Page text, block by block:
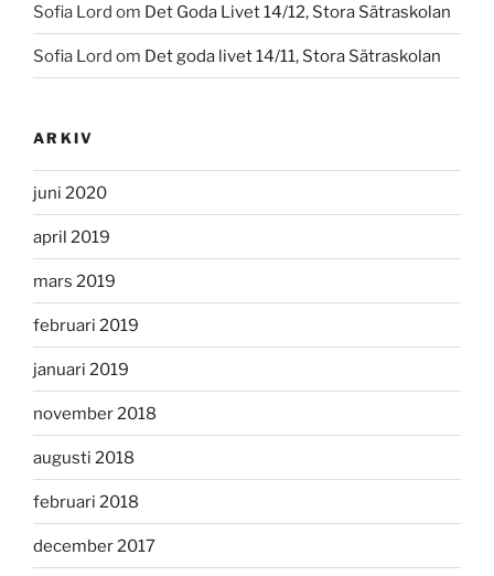
Sofia Lord om Det Goda Livet 14/12, Stora Sätraskolan
Sofia Lord om Det goda livet 14/11, Stora Sätraskolan
ARKIV
juni 2020
april 2019
mars 2019
februari 2019
januari 2019
november 2018
augusti 2018
februari 2018
december 2017